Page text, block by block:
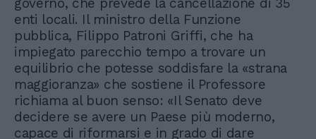
governo, che prevede la cancellazione di 35
enti locali. Il ministro della Funzione
pubblica, Filippo Patroni Griffi, che ha
impiegato parecchio tempo a trovare un
equilibrio che potesse soddisfare la «strana
maggioranza» che sostiene il Professore
richiama al buon senso: «Il Senato deve
decidere se avere un Paese più moderno,
capace di riformarsi e in grado di dare